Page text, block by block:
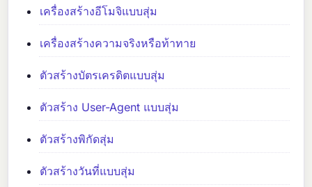
เครื่องสร้างอีโมจิแบบสุ่ม
เครื่องสร้างความจริงหรือท้าทาย
ตัวสร้างบัตรเครดิตแบบสุ่ม
ตัวสร้าง User-Agent แบบสุ่ม
ตัวสร้างพิกัดสุ่ม
ตัวสร้างวันที่แบบสุ่ม